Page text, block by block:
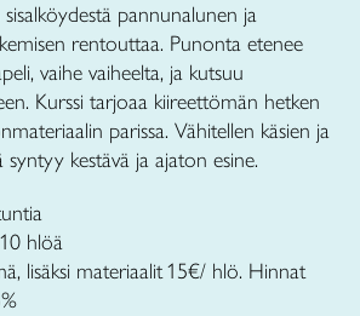
pannunalunen ja
rentouttaa. Punonta etenee
vaihe vaiheelta, ja kutsuu
Kurssi tarjoaa kiireettömän hetken
parissa. Vähitellen käsien ja
kestävä ja ajaton esine.
hlöä
lisäksi materiaalit 15€/ hlö. Hinnat